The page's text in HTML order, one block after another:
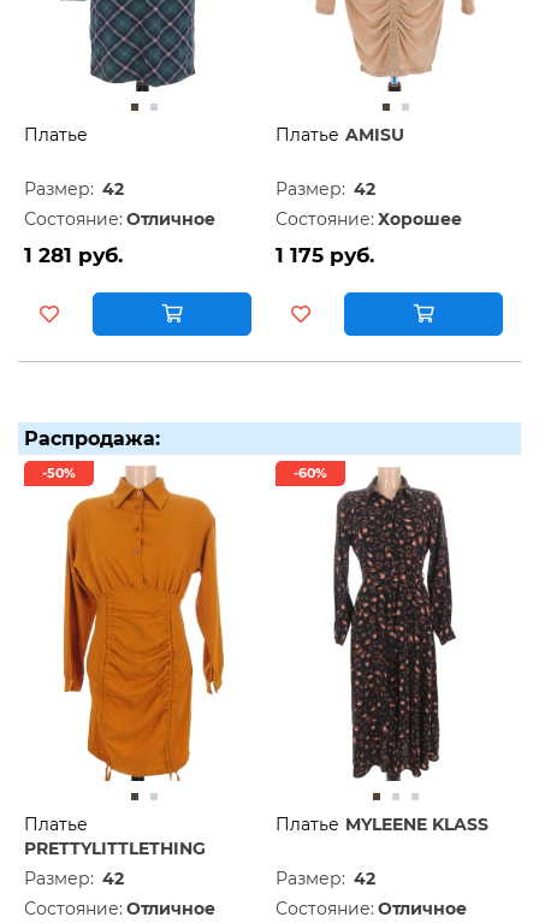
Платье
Размер: 42
Состояние: Отличное
1 281 руб.
Платье AMISU
Размер: 42
Состояние: Хорошее
1 175 руб.
Распродажа:
-50%
Платье
PRETTYLITTLETHING
Размер: 42
Состояние: Отличное
-60%
Платье MYLEENE KLASS
Размер: 42
Состояние: Отличное